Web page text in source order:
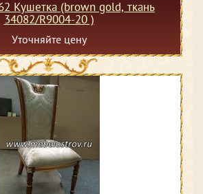
Кушетка (brown gold, ткань
34082/R9004-20 )
Уточняйте цену